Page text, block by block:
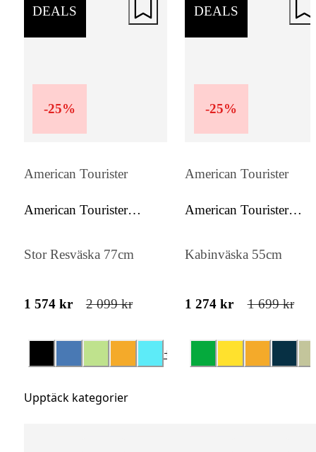
rymligt huvudfack och flera mindre fickor.
DEALS
-25%
American Tourister
American Tourister
Stor Resväska 77cm
1 574 kr 2 099 kr
+
DEALS
-25%
American Tourister
American Tourister
Kabinväska 55cm
1 274 kr 1 699 kr
Upptäck kategorier